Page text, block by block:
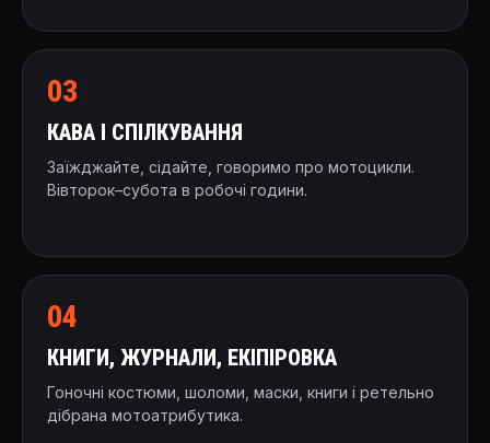
03
КАВА І СПІЛКУВАННЯ
Заїжджайте, сідайте, говоримо про мотоцикли.
Вівторок–субота в робочі години.
04
КНИГИ, ЖУРНАЛИ, ЕКІПІРОВКА
Гоночні костюми, шоломи, маски, книги і ретельно
дібрана мотоатрибутика.